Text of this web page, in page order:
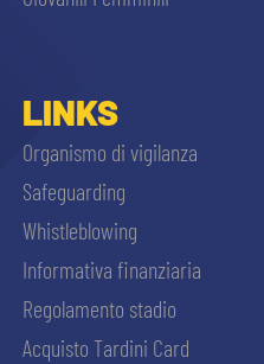
LINKS
Organismo di vigilanza
Safeguarding
Whistleblowing
Informativa finanziaria
Regolamento stadio
Acquisto Tardini Card